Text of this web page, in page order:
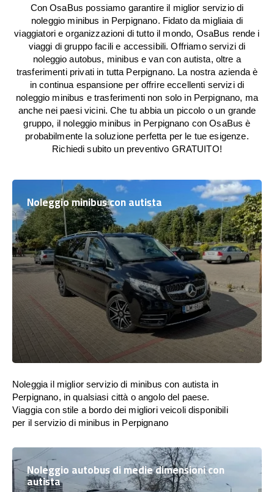
Con OsaBus possiamo garantire il miglior servizio di
noleggio minibus in Perpignano. Fidato da migliaia di
viaggiatori e organizzazioni di tutto il mondo, OsaBus rende i
viaggi di gruppo facili e accessibili. Offriamo servizi di
noleggio autobus, minibus e van con autista, oltre a
trasferimenti privati in tutta Perpignano. La nostra azienda è
in continua espansione per offrire eccellenti servizi di
noleggio minibus e trasferimenti non solo in Perpignano, ma
anche nei paesi vicini. Che tu abbia un piccolo o un grande
gruppo, il noleggio minibus in Perpignano con OsaBus è
probabilmente la soluzione perfetta per le tue esigenze.
Richiedi subito un preventivo GRATUITO!
Noleggio minibus con autista
Noleggia il miglior servizio di minibus con autista in
Perpignano, in qualsiasi città o angolo del paese.
Viaggia con stile a bordo dei migliori veicoli disponibili
per il servizio di minibus in Perpignano
Noleggio autobus di medie dimensioni con
autista